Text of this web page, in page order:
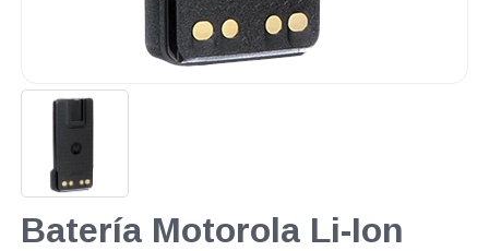
Batería Motorola Li-Ion